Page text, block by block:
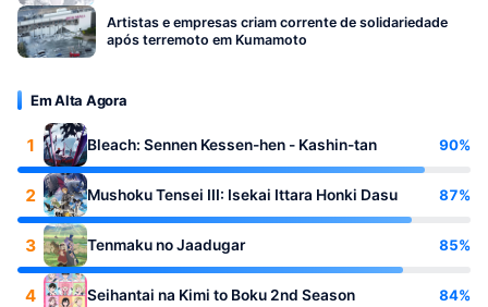
Artistas e empresas criam corrente de solidariedade
após terremoto em Kumamoto
Em Alta Agora
1 Bleach: Sennen Kessen-hen - Kashin-tan 90%
2 Mushoku Tensei III: Isekai Ittara Honki Dasu 87%
3 Tenmaku no Jaadugar 85%
4 Seihantai na Kimi to Boku 2nd Season 84%